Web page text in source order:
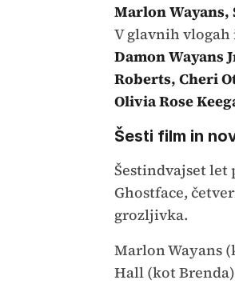
Marlon Wayans,
V glavnih vlogah
Damon Wayans
Roberts, Cheri
Olivia Rose
Šesti film in
Šestindvajset let
Ghostface,
grozljivka.
Marlon Wayans
Hall (kot